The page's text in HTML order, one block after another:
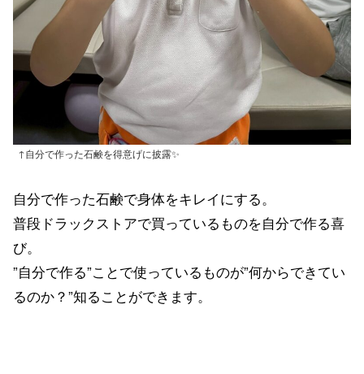
↑自分で作った石鹸を得意げに披露✨
自分で作った石鹸で身体をキレイにする。
普段ドラックストアで買っているものを自分で作る喜
び。
”自分で作る”ことで使っているものが”何からできてい
るのか？”知ることができます。